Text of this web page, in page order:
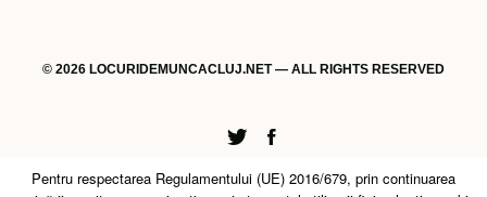
© 2026 LOCURIDEMUNCACLUJ.NET — ALL RIGHTS RESERVED
Twitter
Facebook
Pentru respectarea Regulamentului (UE) 2016/679, prin continuarea